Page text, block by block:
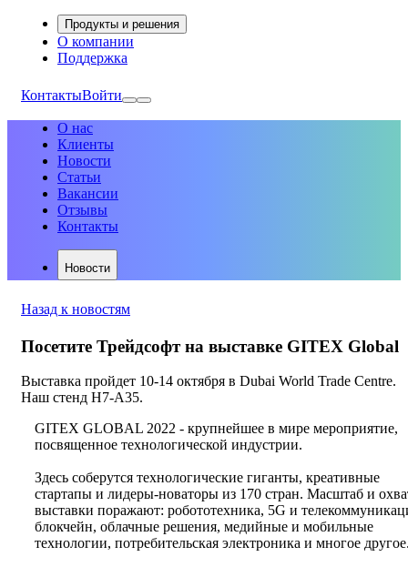
Продукты и решения
О компании
Поддержка
КонтактыВойти
О нас
Клиенты
Новости
Статьи
Вакансии
Отзывы
Контакты
Новости
Назад к новостям
Посетите Трейдсофт на выставке GITEX Global
Выставка пройдет 10-14 октября в Dubai World Trade Centre.
Наш стенд H7-A35.
GITEX GLOBAL 2022 - крупнейшее в мире мероприятие,
посвященное технологической индустрии.
Здесь соберутся технологические гиганты, креативные
стартапы и лидеры-новаторы из 170 стран. Масштаб и
выставки поражают: робототехника, 5G и
блокчейн, облачные решения, медийные и мобильные
технологии, потребительская электроника и многое